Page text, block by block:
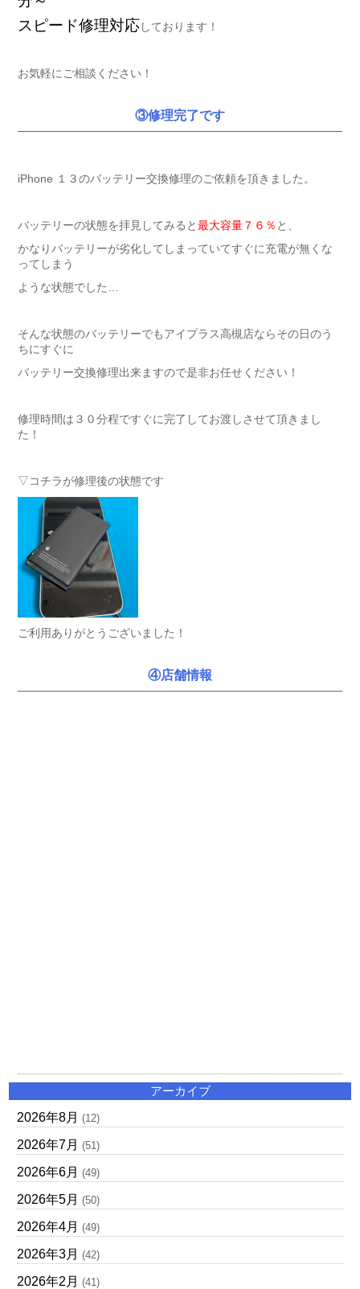
スピード修理対応しております！
お気軽にご相談ください！
③修理完了です
iPhone １３のバッテリー交換修理のご依頼を頂きました。
バッテリーの状態を拝見してみると最大容量７６％ と、
かなりバッテリーが劣化してしまっていてすぐに充電が無くな
ってしまう
ような状態でした…
そんな状態のバッテリーでもアイプラス高槻店ならその日のう
ちにすぐに
バッテリー交換修理出来ますので是非お任せください！
修理時間は３０分程ですぐに完了してお渡しさせて頂きまし
た！
▽コチラが修理後の状態です
ご利用ありがとうございました！
④店舗情報
アーカイブ
2026年8月 (12)
2026年7月 (51)
2026年6月 (49)
2026年5月 (50)
2026年4月 (49)
2026年3月 (42)
2026年2月 (41)